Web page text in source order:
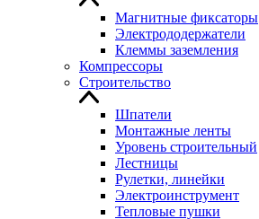
Магнитные фиксаторы
Электрододержатели
Клеммы заземления
Компрессоры
Строительство
Шпатели
Монтажные ленты
Уровень строительный
Лестницы
Рулетки, линейки
Электроинструмент
Тепловые пушки